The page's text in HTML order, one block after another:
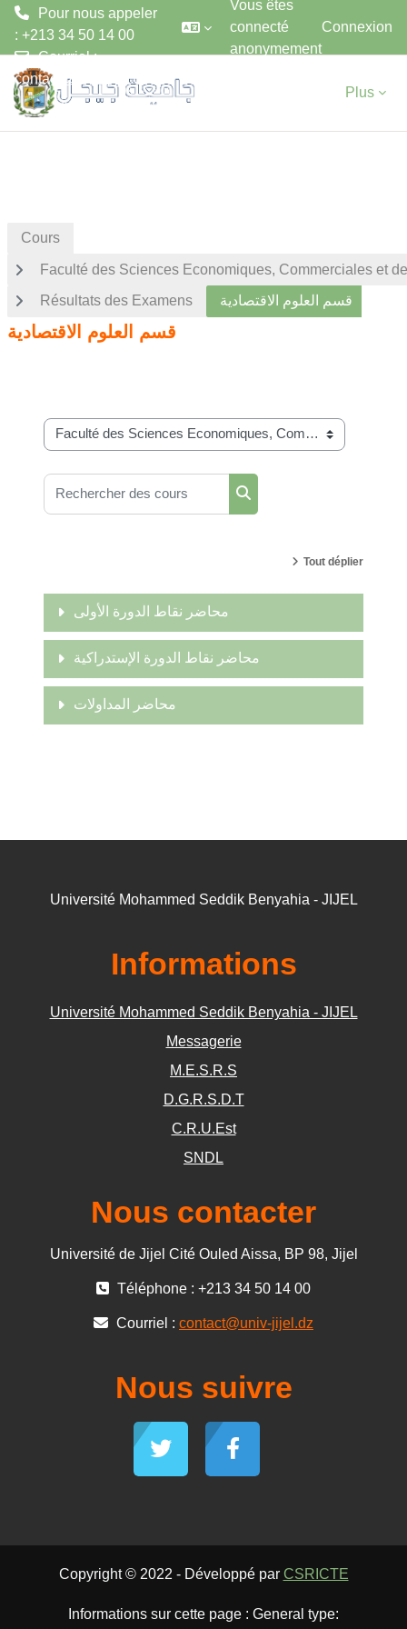
Pour nous appeler
: +213 34 50 14 00
Courriel :
contact@univ-jijel.dz
Vous êtes
connecté
anonymement
Connexion
Plus
Cours
Faculté des Sciences Economiques, Commerciales et
Résultats des Examens قسم العلوم الاقتصادية
قسم العلوم الاقتصادية
Catégories de cours
Rechercher des cours
Rechercher des cours
Tout déplier
محاضر نقاط الدورة الأولى
محاضر نقاط الدورة الإستدراكية
محاضر المداولات
Université Mohammed Seddik Benyahia - JIJEL
Informations
Université Mohammed Seddik Benyahia - JIJEL
Messagerie
M.E.S.R.S
D.G.R.S.D.T
C.R.U.Est
SNDL
Nous contacter
Université de Jijel Cité Ouled Aissa, BP 98, Jijel
Téléphone : +213 34 50 14 00
Courriel : contact@univ-jijel.dz
Nous suivre
Copyright © 2022 - Développé par CSRICTE
Informations sur cette page : General type: